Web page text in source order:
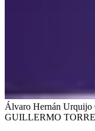
Álvaro Hernán Urquijo
GUILLERMO